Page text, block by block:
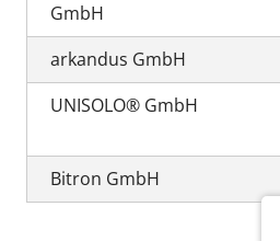
GmbH
arkandus GmbH
UNISOLO® GmbH
Bitron GmbH